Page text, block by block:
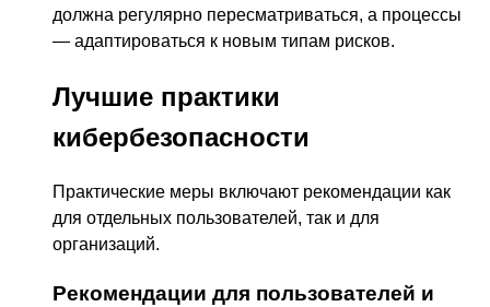
должна регулярно пересматриваться, а процессы
— адаптироваться к новым типам рисков.
Лучшие практики
кибербезопасности
Практические меры включают рекомендации как
для отдельных пользователей, так и для
организаций.
Рекомендации для пользователей и